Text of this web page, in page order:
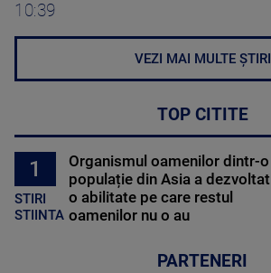
10:39
VEZI MAI MULTE ȘTIRI
TOP CITITE
1
STIRI
STIINTA
Organismul oamenilor dintr-o
populație din Asia a dezvoltat
o abilitate pe care restul
oamenilor nu o au
PARTENERI